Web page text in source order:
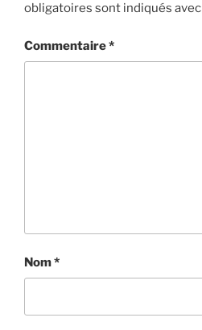
obligatoires sont indiqués avec
Commentaire*
Nom*